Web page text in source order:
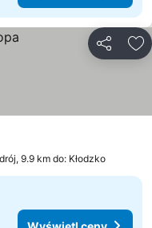
9.9 km do: Kłodzko